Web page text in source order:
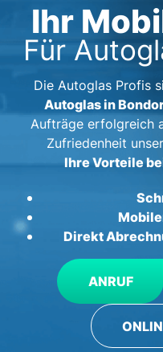
Ihr
Für
Die Autoglas Profis
Autoglas in
Aufträge erfolgreich
Zufriedenheit
Ihre Vorteile
Direkt
ANRUF